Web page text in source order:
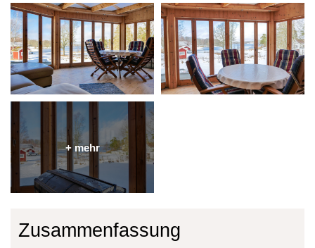
Zusammenfassung